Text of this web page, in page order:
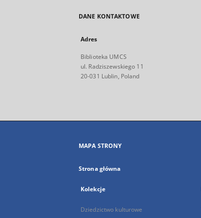
DANE KONTAKTOWE
Adres
Biblioteka UMCS
ul. Radziszewskiego 11
20-031 Lublin, Poland
MAPA STRONY
Strona główna
Kolekcje
Dziedzictwo kulturowe